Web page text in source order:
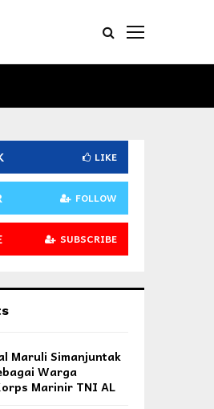
LIKE
FOLLOW
SUBSCRIBE
Maruli Simanjuntak
Warga
Marinir TNI AL